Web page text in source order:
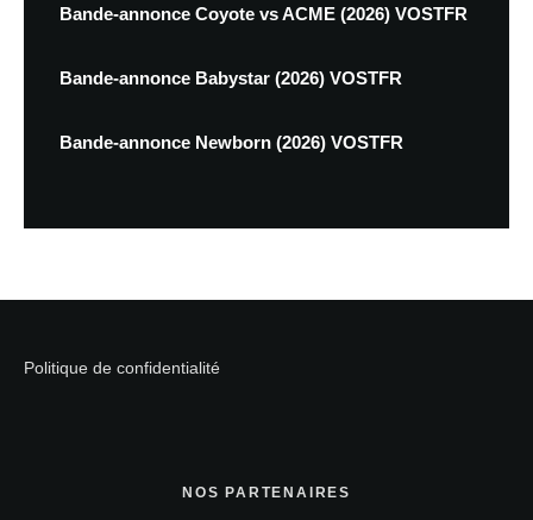
Bande-annonce Coyote vs ACME (2026) VOSTFR
Bande-annonce Babystar (2026) VOSTFR
Bande-annonce Newborn (2026) VOSTFR
Politique de confidentialité
NOS PARTENAIRES